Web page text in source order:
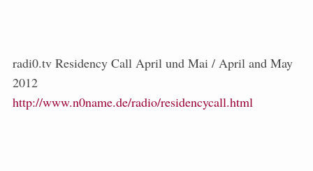
radi0.tv Residency Call April und Mai / April and May
2012
http://www.n0name.de/radio/residencycall.html